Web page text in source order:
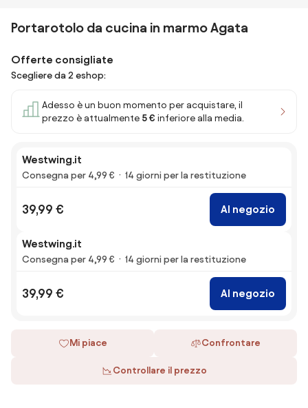
Portarotolo da cucina in marmo Agata
Offerte consigliate
Scegliere da 2 eshop:
Adesso è un buon momento per acquistare, il
prezzo è attualmente 5 € inferiore alla media.
Westwing.it
Consegna per 4,99 € 14 giorni per la restituzione
39,99 € Al negozio
Westwing.it
Consegna per 4,99 € 14 giorni per la restituzione
39,99 € Al negozio
Mi piace Confrontare
Controllare il prezzo